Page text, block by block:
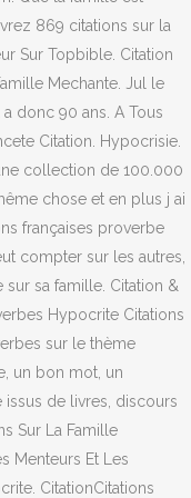
869 citations sur la
Sur Topbible. Citation
Mechante. Jul le
donc 90 ans. A Tous
Citation. Hypocrisie.
collection de 100.000
chose et en plus j ai
françaises proverbe
compter sur les autres,
sa famille. Citation &
Hypocrite Citations
sur le thème
un bon mot, un
de livres, discours
Sur La Famille
Menteurs Et Les
CitationCitations